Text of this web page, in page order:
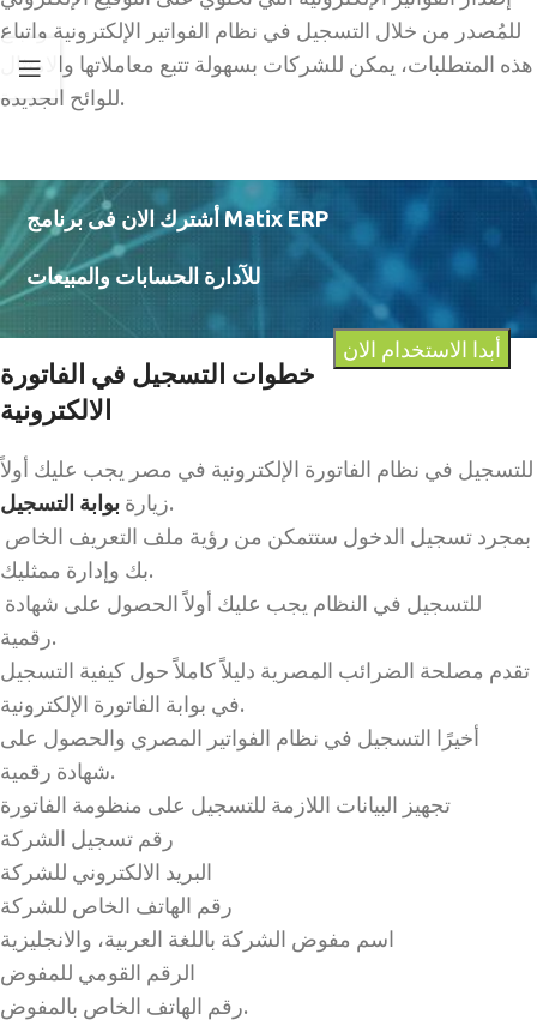
للمُصدر من خلال التسجيل في نظام الفواتير الإلكترونية واتباع
هذه المتطلبات، يمكن للشركات بسهولة تتبع معاملاتها والامتثال
للوائح الجديدة.
أشترك الان فى برنامج Matix ERP
للآدارة الحسابات والمبيعات
أبدا الاستخدام الان
خطوات التسجيل في الفاتورة
الالكترونية
للتسجيل في نظام الفاتورة الإلكترونية في مصر يجب عليك أولاً
زيارة بوابة التسجيل
.
بك وإدارة ممثليك.
رقمية.
تقدم مصلحة الضرائب المصرية دليلاً كاملاً حول كيفية التسجيل
في بوابة الفاتورة الإلكترونية.
أخيرًا التسجيل في نظام الفواتير المصري والحصول على
شهادة رقمية.
رقم تسجيل الشركة
البريد الالكتروني للشركة
رقم الهاتف الخاص للشركة
اسم مفوض الشركة باللغة العربية، والانجليزية
الرقم القومي للمفوض
رقم الهاتف الخاص بالمفوض.